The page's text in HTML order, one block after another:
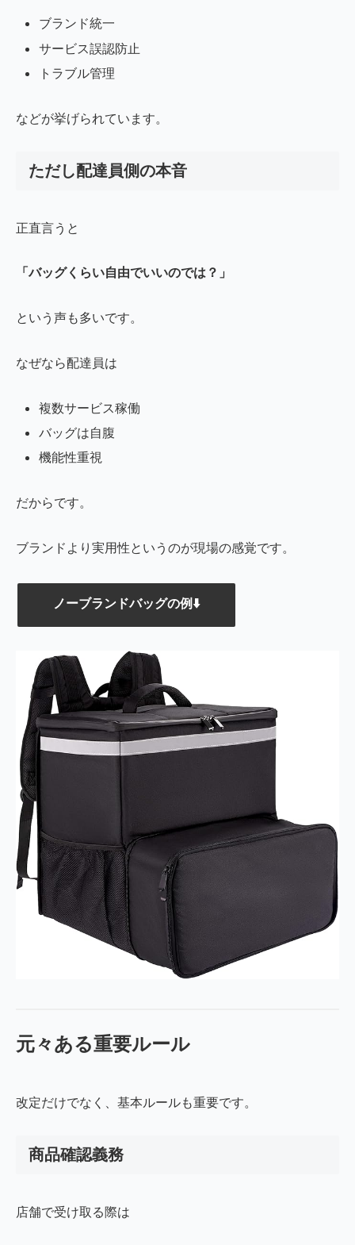
ブランド統一
サービス誤認防止
トラブル管理
などが挙げられています。
ただし配達員側の本音
正直言うと
「バッグくらい自由でいいのでは？」
という声も多いです。
なぜなら配達員は
複数サービス稼働
バッグは自腹
機能性重視
だからです。
ブランドより実用性というのが現場の感覚です。
ノーブランドバッグの例⬇️
元々ある重要ルール
改定だけでなく、基本ルールも重要です。
商品確認義務
店舗で受け取る際は